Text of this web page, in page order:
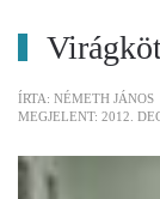
ÍRTA: NÉMETH JÁNOS
MEGJELENT: 2012.